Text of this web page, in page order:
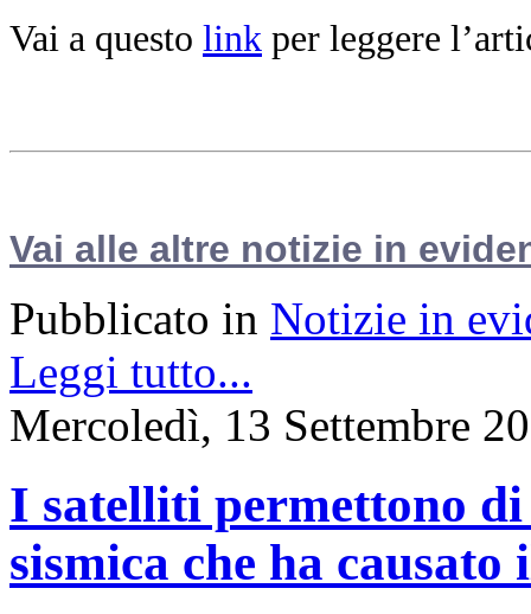
Vai a questo link per leggere
Vai alle altre notizie in
Pubblicato in Notizie in
Leggi tutto...
Mercoledì, 13 Settembre
I satelliti permettono
sismica che ha